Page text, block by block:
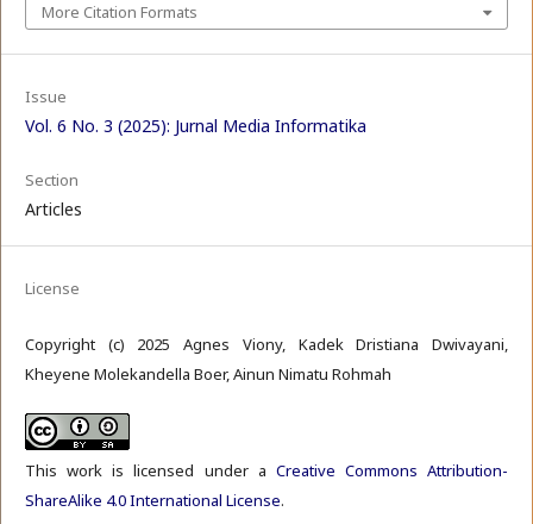
More Citation Formats
Issue
Vol. 6 No. 3 (2025): Jurnal Media Informatika
Section
Articles
License
Copyright (c) 2025 Agnes Viony, Kadek Dristiana Dwivayani,
Kheyene Molekandella Boer, Ainun Nimatu Rohmah
This work is licensed under a Creative Commons Attribution-
ShareAlike 4.0 International License.